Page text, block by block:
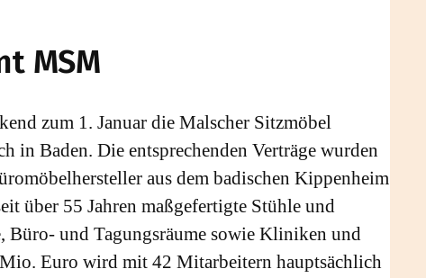
MSM
zum 1. Januar die Malscher Sitzmöbel
Baden. Die entsprechenden Verträge wurden
aus dem badischen Kippenheim
über 55 Jahren maßgefertigte Stühle und
Büro- und Tagungsräume sowie Kliniken und
Euro wird mit 42 Mitarbeitern hauptsächlich